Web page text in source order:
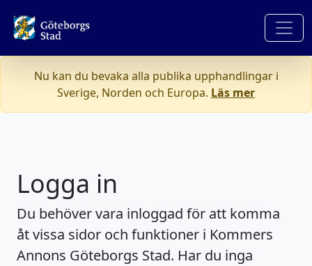
Nu kan du bevaka alla publika upphandlingar i
Sverige, Norden och Europa. Läs mer
Logga in
Du behöver vara inloggad för att komma
åt vissa sidor och funktioner i Kommers
Annons Göteborgs Stad. Har du inga